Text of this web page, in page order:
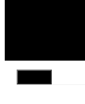
Close